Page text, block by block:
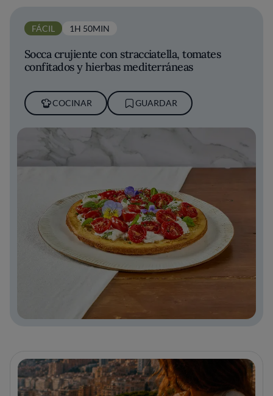
FÁCIL 1H 50MIN
Socca crujiente con stracciatella, tomates
confitados y hierbas mediterráneas
COCINAR GUARDAR